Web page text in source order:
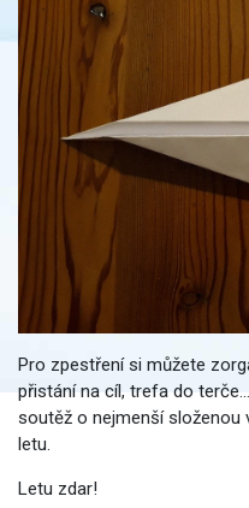
Pro zpestření si můžete
přistání na cíl, trefa do
soutěž o nejmenší složenou
letu.
Letu zdar!